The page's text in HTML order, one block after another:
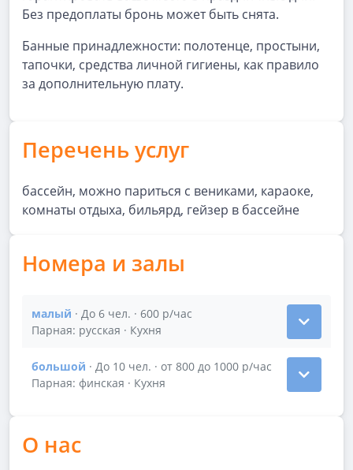
Без предоплаты бронь может быть снята.
Банные принадлежности: полотенце, простыни,
тапочки, средства личной гигиены, как правило
за дополнительную плату.
Перечень услуг
бассейн, можно париться с вениками, караоке,
комнаты отдыха, бильярд, гейзер в бассейне
Номера и залы
малый · До 6 чел. · 600 р/час
Парная: русская · Кухня
Показать подробности зала малый
большой · До 10 чел. · от 800 до 1000 р/час
Парная: финская · Кухня
Показать подробности зала большой
О нас